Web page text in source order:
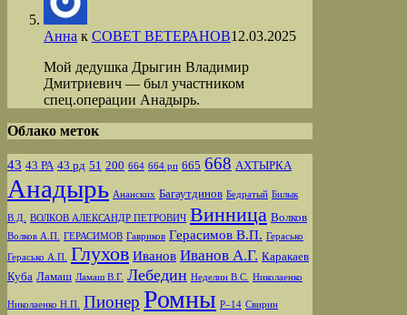
Анна к СОВЕТ ВЕТЕРАНОВ12.03.2025
Мой дедушка Дрыгин Владимир
Дмитриевич — был участником
спец.операции Анадырь.
Облако меток
43 43 РА 43 рд 51 200 664 664 рп 665 668 АХТЫРКА
Анадырь Ананских Багаутдинов Бедратый Билык
В.Д. ВОЛКОВ АЛЕКСАНДР ПЕТРОВИЧ Винница Волков
Волков А.П. ГЕРАСИМОВ Гавриков Герасимов В.П. Герасько
Герасько А.П. Глухов Иванов Иванов А.Г. Каракаев
Куба Ламаш Ламаш В.Г. Лебедин Неделин В.С. Николаенко
Николаенко Н.П. Пионер Ромны Р–14 Свирин